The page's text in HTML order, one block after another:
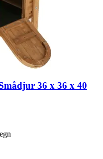
36 x 36 x 40